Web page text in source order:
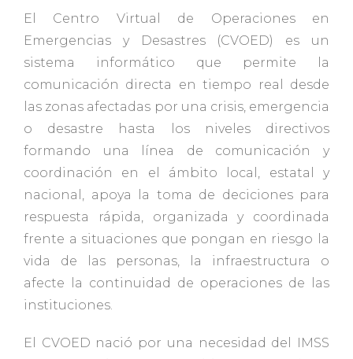
El Centro Virtual de Operaciones en
Emergencias y Desastres (CVOED) es un
sistema informático que permite la
comunicación directa en tiempo real desde
las zonas afectadas por una crisis, emergencia
o desastre hasta los niveles directivos
formando una línea de comunicación y
coordinación en el ámbito local, estatal y
nacional, apoya la toma de deciciones para
respuesta rápida, organizada y coordinada
frente a situaciones que pongan en riesgo la
vida de las personas, la infraestructura o
afecte la continuidad de operaciones de las
instituciones.
El CVOED nació por una necesidad del IMSS